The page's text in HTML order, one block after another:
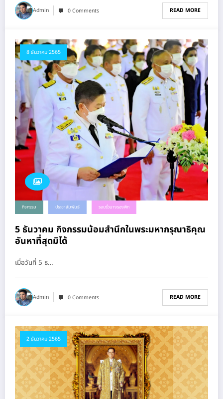
Admin 0 Comments READ MORE
8 ธันวาคม 2565
กิจกรรม ประชาสัมพันธ์ รอบรั้วนางรองพิท
5 ธันวาคม กิจกรรมน้อมสำนึกในพระมหากรุณาธิคุณ
อันหาที่สุดมิได้
เมื่อวันที่ 5 ธ…
Admin 0 Comments READ MORE
2 ธันวาคม 2565